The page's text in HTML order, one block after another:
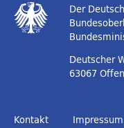
Der
Deutscher
63067
Kontakt Impressum